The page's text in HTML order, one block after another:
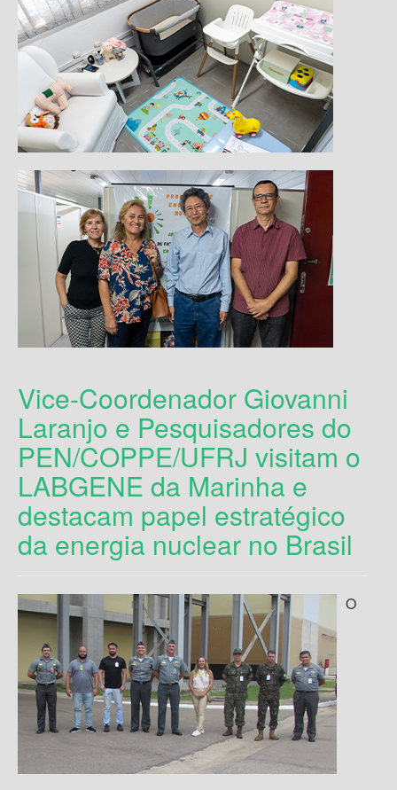
Vice-Coordenador Giovanni
Laranjo e Pesquisadores do
PEN/COPPE/UFRJ visitam o
LABGENE da Marinha e
destacam papel estratégico
da energia nuclear no Brasil
O